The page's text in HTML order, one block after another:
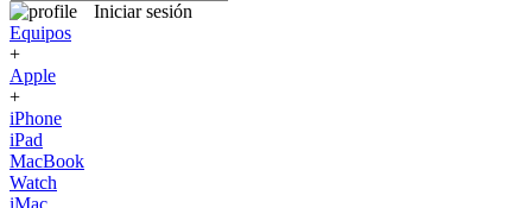
Iniciar sesión
Equipos
+
Apple
+
iPhone
iPad
MacBook
Watch
iMac